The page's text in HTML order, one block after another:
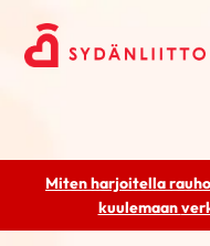
Miten harjoitella
kuulemaan